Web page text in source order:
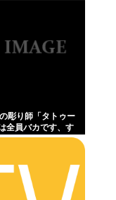
彫り師「タトゥー
全員バカです、す
」